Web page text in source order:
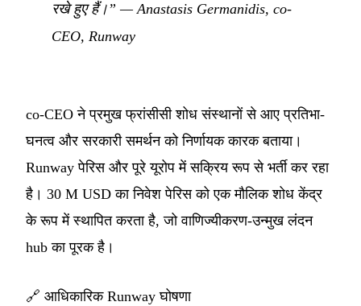
रखे हुए हैं।” — Anastasis Germanidis, co-
CEO, Runway
co-CEO ने प्रमुख फ्रांसीसी शोध संस्थानों से आए प्रतिभा-
घनत्व और सरकारी समर्थन को निर्णायक कारक बताया।
Runway पेरिस और पूरे यूरोप में सक्रिय रूप से भर्ती कर रहा
है। 30 M USD का निवेश पेरिस को एक मौलिक शोध केंद्र
के रूप में स्थापित करता है, जो वाणिज्यीकरण-उन्मुख लंदन
hub का पूरक है।
🔗 आधिकारिक Runway घोषणा